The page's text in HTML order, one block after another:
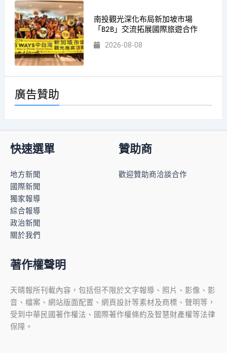
南投觀光深化布局新加坡市場
「B2B」交流拓展國際旅遊合作
2026-08-08
廣告贊助
快速選單
地方新聞
國際新聞
獨家報導
綜合報導
政治新聞
關於我們
贊助商
歡迎贊助商洽談合作
著作權聲明
天晴報所刊載內容，包括但不限於文字報導、照片、影像、影
音、檔案、網站版面配置、網頁設計等素材及商標、聲明等，
受到中華民國著作權法、國際著作權條約及智慧財產權等法律
保障。